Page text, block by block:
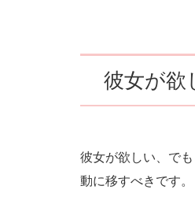
彼女が欲
彼女が欲しい、で
動に移すべきです